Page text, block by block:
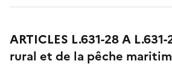
ARTICLES L.631-28 A
rural et de la pêche